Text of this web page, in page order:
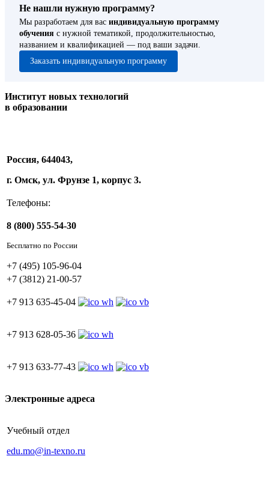
Не нашли нужную программу?
Мы разработаем для вас индивидуальную программу
обучения с нужной тематикой, продолжительностью,
названием и квалификацией — под ваши задачи.
Заказать индивидуальную программу
Институт новых технологий
в образовании
Россия, 644043,
г. Омск, ул. Фрунзе 1, корпус 3.
Телефоны:
8 (800) 555-54-30
Бесплатно по России
+7 (495) 105-96-04
+7 (3812) 21-00-57
+7 913 635-45-04
+7 913 628-05-36
+7 913 633-77-43
Электронные адреса
Учебный отдел
edu.mo@in-texno.ru